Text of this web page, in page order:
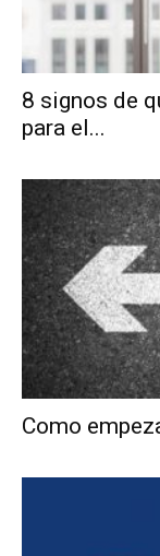
8 signos de
para el...
Como